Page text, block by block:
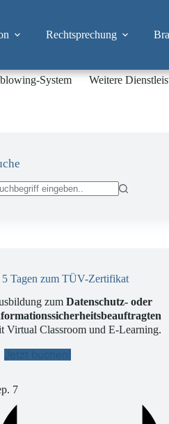
Rechtsprechung
System Weitere
Tagen zum TÜV-Zertifikat
zumDatenschutz- oder
Virtual Classroom und E-Learning.
Jetzt buchen!
7